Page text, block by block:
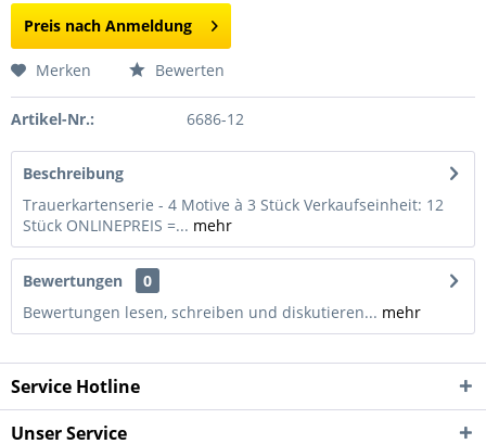
Preis nach Anmeldung
Merken Bewerten
Artikel-Nr.: 6686-12
Beschreibung
Trauerkartenserie - 4 Motive à 3 Stück Verkaufseinheit: 12
Stück ONLINEPREIS =... mehr
Bewertungen
0
Bewertungen lesen, schreiben und diskutieren... mehr
Service Hotline
Unser Service